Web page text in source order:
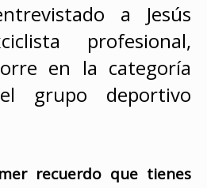
a Jesús
profesional,
en la categoría
grupo deportivo
recuerdo que tienes